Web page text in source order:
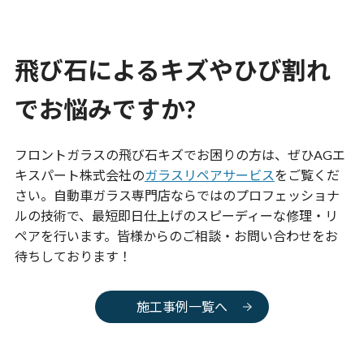
飛び石によるキズやひび割れ
でお悩みですか?
フロントガラスの飛び石キズでお困りの方は、ぜひAGエ
キスパート株式会社のガラスリペアサービスをご覧くだ
さい。自動車ガラス専門店ならではのプロフェッショナ
ルの技術で、最短即日仕上げのスピーディーな修理・リ
ペアを行います。皆様からのご相談・お問い合わせをお
待ちしております！
施工事例一覧へ